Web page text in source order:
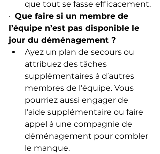
que tout se fasse efficacement.
· Que faire si un membre de
l’équipe n’est pas disponible le
jour du déménagement ?
Ayez un plan de secours ou
attribuez des tâches
supplémentaires à d’autres
membres de l’équipe. Vous
pourriez aussi engager de
l’aide supplémentaire ou faire
appel à une compagnie de
déménagement pour combler
le manque.